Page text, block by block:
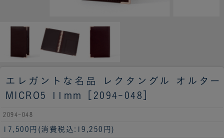
エレガントな名品
レクタングル オルター
MICRO5 11mm［2094-048］
2094-048
17,500円 (消費税込:19,250円)